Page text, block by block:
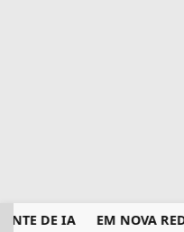
DE IA EM NOVA